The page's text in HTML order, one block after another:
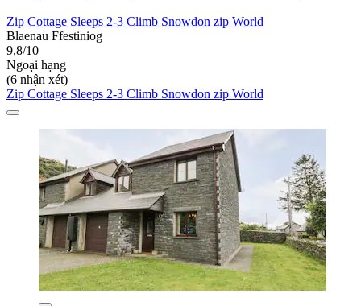
Zip Cottage Sleeps 2-3 Climb Snowdon zip World
Blaenau Ffestiniog
9,8/10
Ngoại hạng
(6 nhận xét)
Zip Cottage Sleeps 2-3 Climb Snowdon zip World